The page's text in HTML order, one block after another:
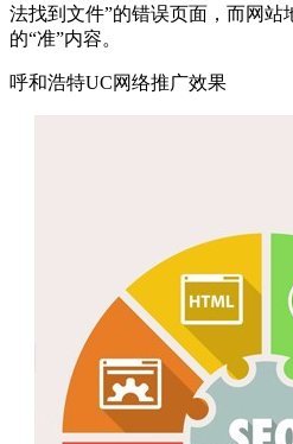
法找到文件”的错误页面，而网站
的“准”内容。
呼和浩特UC网络推广效果